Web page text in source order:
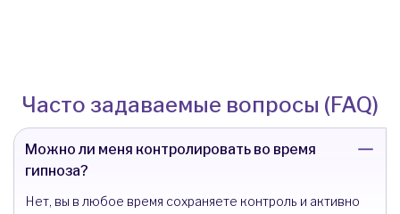
Часто задаваемые вопросы (FAQ)
Можно ли меня контролировать во время
гипноза?
Нет, вы в любое время сохраняете контроль и активно